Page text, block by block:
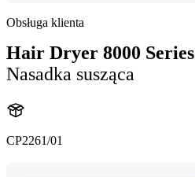
Obsługa klienta
Hair Dryer 8000 Series
Nasadka susząca
CP2261/01